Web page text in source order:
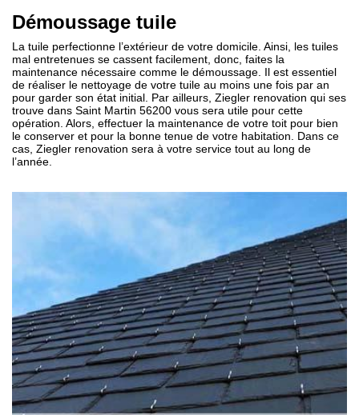
Démoussage tuile
La tuile perfectionne l’extérieur de votre domicile. Ainsi, les tuiles
mal entretenues se cassent facilement, donc, faites la
maintenance nécessaire comme le démoussage. Il est essentiel
de réaliser le nettoyage de votre tuile au moins une fois par an
pour garder son état initial. Par ailleurs, Ziegler renovation qui ses
trouve dans Saint Martin 56200 vous sera utile pour cette
opération. Alors, effectuer la maintenance de votre toit pour bien
le conserver et pour la bonne tenue de votre habitation. Dans ce
cas, Ziegler renovation sera à votre service tout au long de
l’année.